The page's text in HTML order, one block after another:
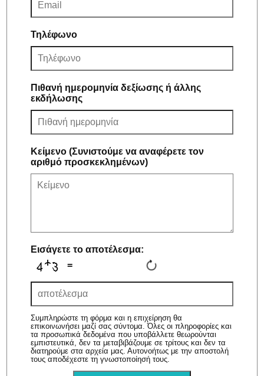
Τηλέφωνο
Πιθανή ημερομηνία δεξίωσης ή άλλης
εκδήλωσης
Κείμενο (Συνιστούμε να αναφέρετε τον
αριθμό προσκεκλημένων)
Εισάγετε το αποτέλεσμα:
=
Συμπληρώστε τη φόρμα και η επιχείρηση θα
επικοινωνήσει μαζί σας σύντομα. Όλες οι πληροφορίες και
τα προσωπικά δεδομένα που υποβάλλετε θεωρούνται
εμπιστευτικά, δεν τα μεταβιβάζουμε σε τρίτους και δεν τα
διατηρούμε στα αρχεία μας. Αυτονοήτως με την αποστολή
τους αποδέχεστε τη γνωστοποίησή τους.